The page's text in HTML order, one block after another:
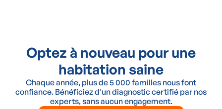
Optez à nouveau pour une
habitation saine
Chaque année, plus de 5 000 familles nous font
confiance. Bénéficiez d'un diagnostic certifié par nos
experts, sans aucun engagement.